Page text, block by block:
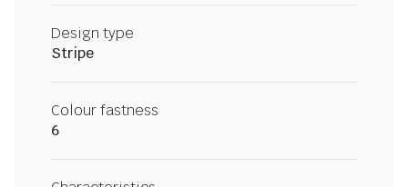
Design type
Stripe
Colour fastness
6